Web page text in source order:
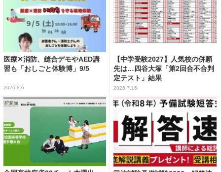
医療✕消防、縫合デモやAED講
習も「おしごと体験博」9/5
2026.8.6
【中学受験2027】人気校の併願
先は…四谷大塚「第2回合不合判
定テスト」結果
2026.7.16